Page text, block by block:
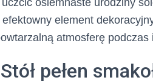
osiemnaste urodziny
efektowny element
atmosferę podczas
pełen